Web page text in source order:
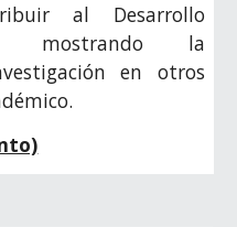
al Desarrollo
mostrando la
en otros